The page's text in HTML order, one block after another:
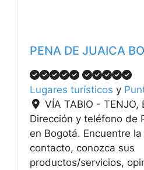
PENA DE JUAICA
Lugares turísticos y
VÍA TABIO - TENJO,
Dirección y teléfono de
en Bogotá. Encuentre
contacto, conozca sus
productos/servicios,